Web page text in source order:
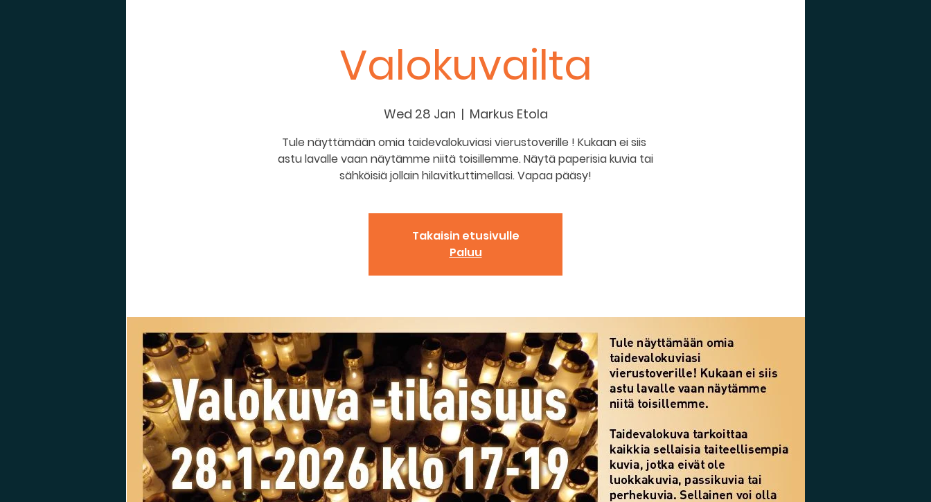
Valokuvailta
Wed 28 Jan
  |
Markus Etola
Tule näyttämään omia taidevalokuviasi vierustoverille ! Kukaan ei siis
astu lavalle vaan näytämme niitä toisillemme. Näytä paperisia kuvia tai
sähköisiä jollain hilavitkuttimellasi. Vapaa pääsy!
Takaisin etusivulle
Paluu